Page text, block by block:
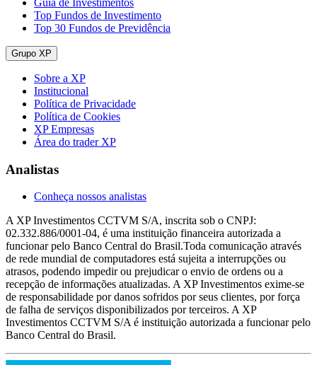
Guia de Investimentos
Top Fundos de Investimento
Top 30 Fundos de Previdência
Grupo XP
Sobre a XP
Institucional
Política de Privacidade
Política de Cookies
XP Empresas
Área do trader XP
Analistas
Conheça nossos analistas
A XP Investimentos CCTVM S/A, inscrita sob o CNPJ:
02.332.886/0001-04, é uma instituição financeira autorizada a
funcionar pelo Banco Central do Brasil.Toda comunicação através
de rede mundial de computadores está sujeita a interrupções ou
atrasos, podendo impedir ou prejudicar o envio de ordens ou a
recepção de informações atualizadas. A XP Investimentos exime-se
de responsabilidade por danos sofridos por seus clientes, por força
de falha de serviços disponibilizados por terceiros. A XP
Investimentos CCTVM S/A é instituição autorizada a funcionar pelo
Banco Central do Brasil.